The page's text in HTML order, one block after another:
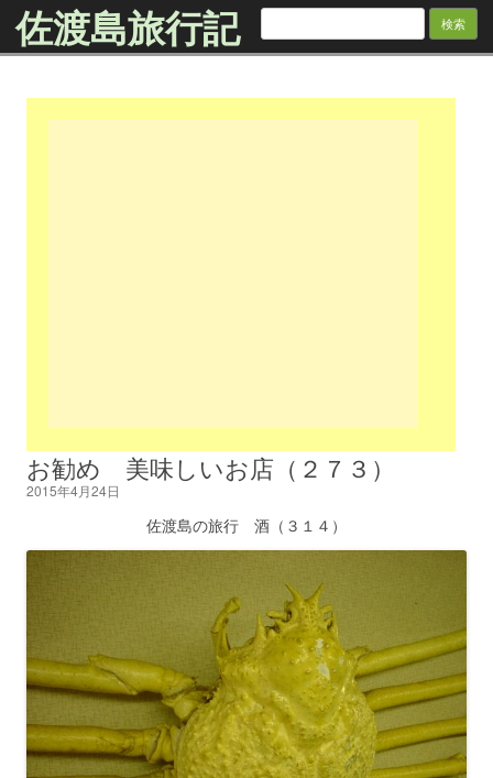
佐渡島旅行記 検
お勧め 美味しいお店（２７３）
2015年4月24日
佐渡島の旅行 酒（３１４）